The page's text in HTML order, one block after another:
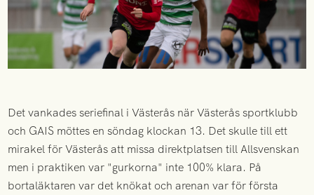
Det vankades seriefinal i Västerås när Västerås sportklubb
och GAIS möttes en söndag klockan 13. Det skulle till ett
mirakel för Västerås att missa direktplatsen till Allsvenskan
men i praktiken var "gurkorna" inte 100% klara. På
bortaläktaren var det knökat och arenan var för första